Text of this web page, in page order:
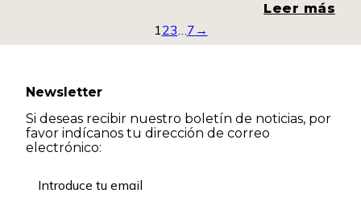
Transformación y Resiliencia de los fondos NextGeneration
Leer más
123…7 →
Newsletter
Si deseas recibir nuestro boletín de noticias, por
favor indícanos tu dirección de correo
electrónico: